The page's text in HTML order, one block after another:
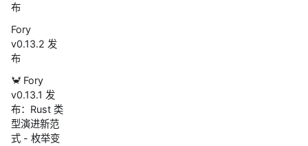
布
Fory
v0.13.2 发
布
🦀 Fory
v0.13.1 发
布：Rust 类
型演进新范
式 - 枚举变